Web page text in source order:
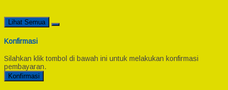
Lihat Semua
Konfirmasi
Silahkan klik tombol di bawah ini untuk melakukan konfirmasi
pembayaran.
Konfirmasi